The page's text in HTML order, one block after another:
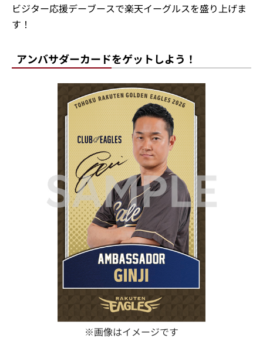
ビジター応援デーブースで楽天イーグルスを盛り上げま
す！
アンバサダーカードをゲットしよう！
※画像はイメージです